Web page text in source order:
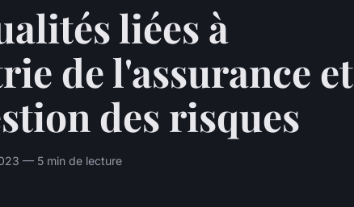
liées à
de l'assurance et
des risques
— 5 min de lecture